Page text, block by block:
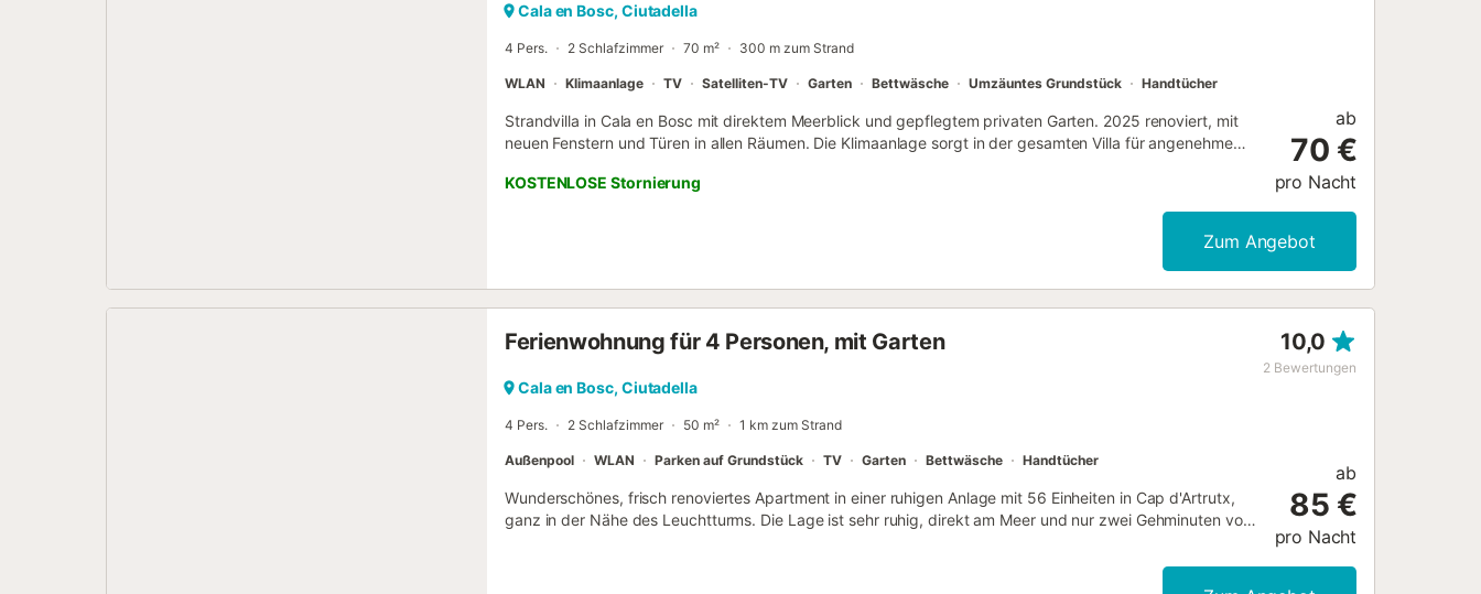
Cala en Bosc, Ciutadella
4 Pers. 2 Schlafzimmer 70 m² 300 m zum Strand
WLAN Klimaanlage TV Satelliten-TV Garten Bettwäsche Umzäuntes Grundstück Handtücher
Strandvilla in Cala en Bosc mit direktem Meerblick und gepflegtem privaten Garten. 2025 renoviert, mit
neuen Fenstern und Türen in allen Räumen. Die Klimaanlage sorgt in der gesamten Villa für angenehme
für Familien, die mit leichtem Gepäck reisen möchten, da Sie nicht mehr als Handgepäck einpacken
müssen. Gäste schätzen besonders die Sauberkeit, die Lage und den Komfort dieser Unterkunft. -
KOSTENLOSE Stornierung
ab
70 €
pro Nacht
Zum Angebot
Ferienwohnung für 4 Personen, mit Garten 10,0
2 Bewertungen
Cala en Bosc, Ciutadella
4 Pers. 2 Schlafzimmer 50 m² 1 km zum Strand
Außenpool WLAN Parken auf Grundstück TV Garten Bettwäsche Handtücher
Wunderschönes, frisch renoviertes Apartment in einer ruhigen Anlage mit 56 Einheiten in Cap d'Artrutx,
ganz in der Nähe des Leuchtturms. Die Lage ist sehr ruhig, direkt am Meer und nur zwei Gehminuten von
ausgelegt und verfügt über zwei Schlafzimmer und ein Badezimmer. Die großzügige Terrasse liegt vor
ab
85 €
pro Nacht